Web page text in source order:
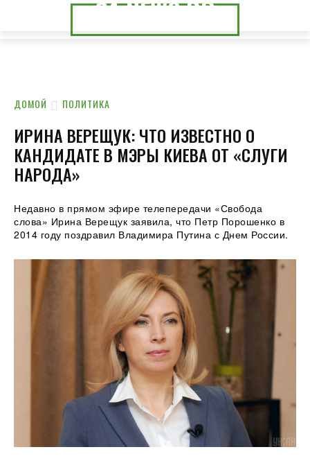
24.NEWS.CK
24.NEWS.DP
ДОМОЙ ПОЛИТИКА
ИРИНА ВЕРЕЩУК: ЧТО ИЗВЕСТНО О
КАНДИДАТЕ В МЭРЫ КИЕВА ОТ «СЛУГИ
НАРОДА»
Недавно в прямом эфире телепередачи «Свобода
слова» Ирина Верещук заявила, что Петр Порошенко в
2014 году поздравил Владимира Путина с Днем России.